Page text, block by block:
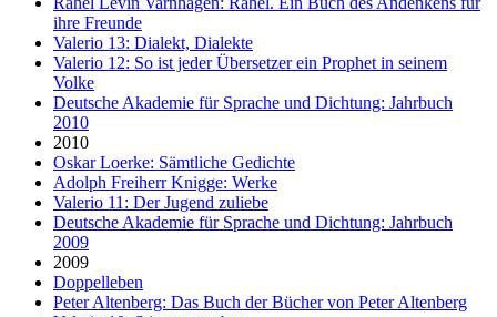
ihre Freunde
Valerio 13: Dialekt, Dialekte
Valerio 12: So ist jeder Übersetzer ein Prophet in seinem
Volke
Deutsche Akademie für Sprache und Dichtung: Jahrbuch
2010
2010
Oskar Loerke: Sämtliche Gedichte
Adolph Freiherr Knigge: Werke
Valerio 11: Der Jugend zuliebe
Deutsche Akademie für Sprache und Dichtung: Jahrbuch
2009
2009
Doppelleben
Peter Altenberg: Das Buch der Bücher von Peter Altenberg